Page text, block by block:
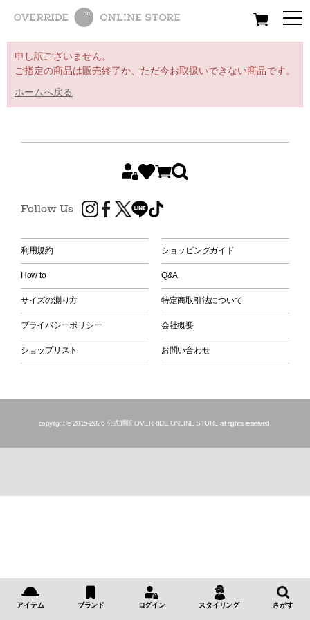
All Women Men
申し訳ございません。
ご指定の商品は販売終了か、ただ今お取扱いできない商品です。
ホームへ戻る
Follow Us
利用規約 ショッピングガイド
How to Q&A
サイズの測り方 特定商取引法について
プライバシーポリシー 会社概要
ショップリスト お問い合わせ
copyright © 2015-2026 公式通販 OVERRIDE ONLINE STORE all rights reserved.
アイテム ブランド ログイン スタイリング さがす